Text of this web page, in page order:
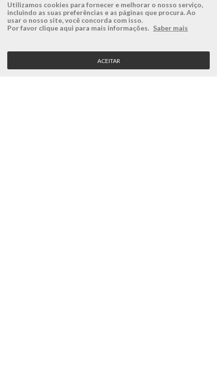
ÉSISTEMAS
Empresa
Visão, Missão e Valores
ÁREA RESERVADA
Login
Recuperar Password
Utilizamos cookies para fornecer e melhorar o nosso serviço,
incluindo as suas preferências e as páginas que procura. Ao
usar o nosso site, você concorda com isso.
Por favor clique aqui para mais informações. Saber mais
ACEITAR